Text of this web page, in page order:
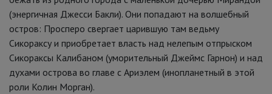
(энергичная Джесси Бакли). Они попадают на волшебный
остров: Просперо свергает царившую там ведьму
Сикораксу и приобретает власть над нелепым отпрыском
Сикораксы Калибаном (уморительный Джеймс Гарнон) и над
духами острова во главе с Ариэлем (инопланетный в этой
роли Колин Морган).